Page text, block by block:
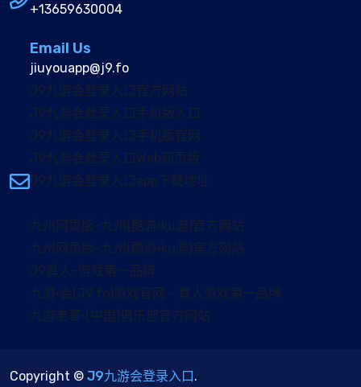
+13659630004
Email Us
jiuyouapp@j9.fo
J9九游会登录入口官方网站
J9九游会登录入口手机版入口
J9九游会登录入口手机版官网
J9九游会登录入口Web网页版
J9九游会登录入口app下载地址
九州网页版-九州(酷游·ku游)官方网站
九州网页版-九州(酷游·ku游)官方网站
J9真人-游戏第一品牌
九游·会(J9.fo)游戏官网 - 真人游戏第一品牌
九游老哥·(中国)俱乐部官方网站
Copyright © J9九游会登录入口.